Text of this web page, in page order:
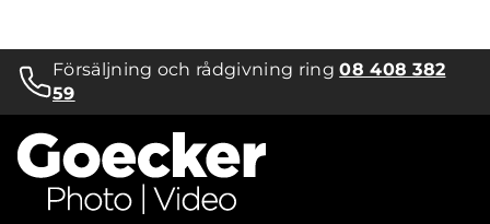
Försäljning och rådgivning ring08 408 382
59